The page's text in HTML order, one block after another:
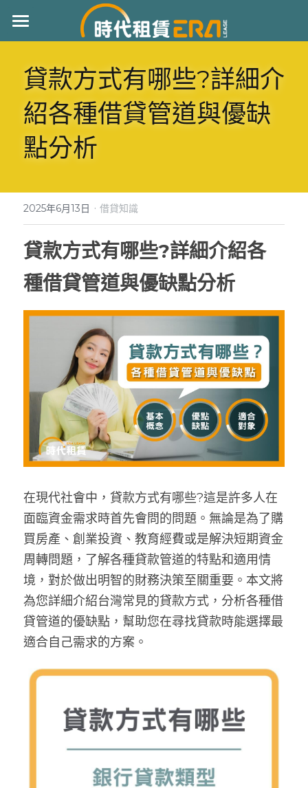
首頁
服務項目
個人信貸
汽車借款
房屋二胎
工商融資
名牌精品
常見問題
借貸知識
聯絡我們
立即來電 : 0970940535
貸款方式有哪些?詳細介
紹各種借貸管道與優缺
點分析
2025年6月13日 · 借貸知識
貸款方式有哪些?詳細介紹各
種借貸管道與優缺點分析
在現代社會中，貸款方式有哪些?這是許多人在
面臨資金需求時首先會問的問題。無論是為了購
買房產、創業投資、教育經費或是解決短期資金
周轉問題，了解各種貸款管道的特點和適用情
境，對於做出明智的財務決策至關重要。本文將
為您詳細介紹台灣常見的貸款方式，分析各種借
貸管道的優缺點，幫助您在尋找貸款時能選擇最
適合自己需求的方案。